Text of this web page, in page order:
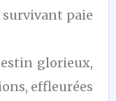
paie
glorieux,
effleurées